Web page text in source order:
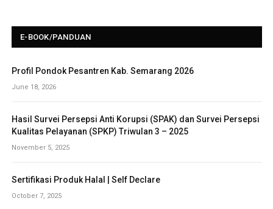
E-BOOK/PANDUAN
Profil Pondok Pesantren Kab. Semarang 2026
June 18, 2026
Hasil Survei Persepsi Anti Korupsi (SPAK) dan Survei Persepsi
Kualitas Pelayanan (SPKP) Triwulan 3 – 2025
November 5, 2025
Sertifikasi Produk Halal | Self Declare
October 7, 2025